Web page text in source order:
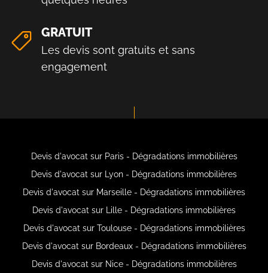
GRATUIT
Les devis sont gratuits et sans
engagement
Devis d'avocat sur Paris - Dégradations immobilières
Devis d'avocat sur Lyon - Dégradations immobilières
Devis d'avocat sur Marseille - Dégradations immobilières
Devis d'avocat sur Lille - Dégradations immobilières
Devis d'avocat sur Toulouse - Dégradations immobilières
Devis d'avocat sur Bordeaux - Dégradations immobilières
Devis d'avocat sur Nice - Dégradations immobilières